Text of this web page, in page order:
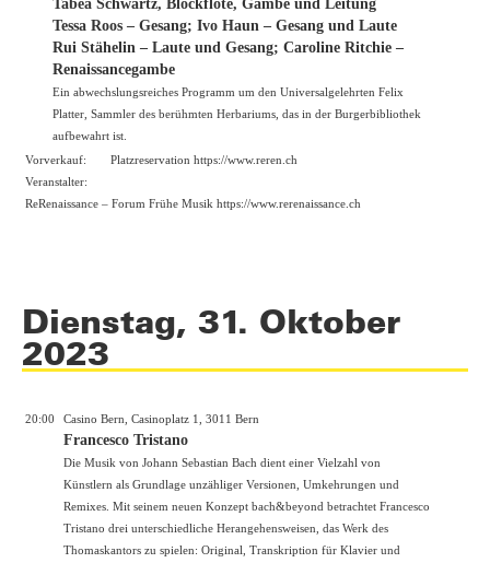
Tabea Schwartz, Blockflöte, Gambe und Leitung
Tessa Roos – Gesang; Ivo Haun – Gesang und Laute
Rui Stähelin – Laute und Gesang; Caroline Ritchie –
Renaissancegambe
Ein abwechslungsreiches Programm um den Universalgelehrten Felix
Platter, Sammler des berühmten Herbariums, das in der Burgerbibliothek
aufbewahrt ist.
Vorverkauf:
Platzreservation https://www.reren.ch
Veranstalter:
ReRenaissance – Forum Frühe Musik https://www.rerenaissance.ch
Dienstag, 31. Oktober
2023
20:00 Casino Bern, Casinoplatz 1, 3011 Bern
Francesco Tristano
Die Musik von Johann Sebastian Bach dient einer Vielzahl von
Künstlern als Grundlage unzähliger Versionen, Umkehrungen und
Remixes. Mit seinem neuen Konzept bach&beyond betrachtet Francesco
Tristano drei unterschiedliche Herangehensweisen, das Werk des
Thomaskantors zu spielen: Original, Transkription für Klavier und